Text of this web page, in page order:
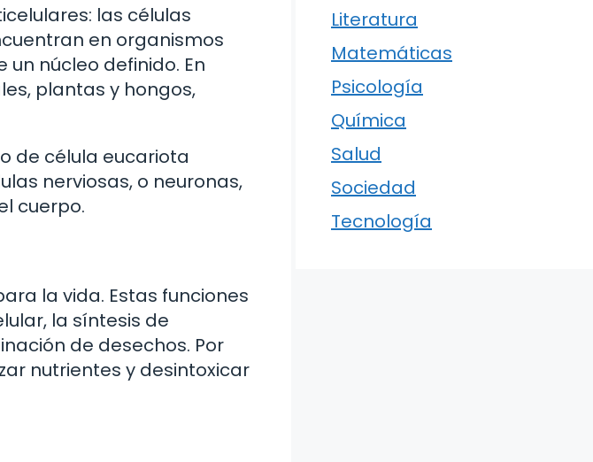
las células
en organismos
núcleo definido. En
plantas y hongos,
de célula eucariota
nerviosas, o neuronas,
cuerpo.
la vida. Estas funciones
la síntesis de
de desechos. Por
nutrientes y desintoxicar
Literatura
Matemáticas
Psicología
Química
Salud
Sociedad
Tecnología